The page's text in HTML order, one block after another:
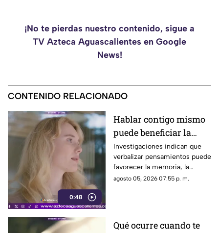
¡No te pierdas nuestro contenido, sigue a
TV Azteca Aguascalientes en Google
News!
CONTENIDO RELACIONADO
0:48
Hablar contigo mismo
puede beneficiar la
concentración y la
memoria
Investigaciones indican que
verbalizar pensamientos puede
favorecer la memoria, la
planificación y el manejo de
agosto 05, 2026 07:55 p. m.
Qué ocurre cuando te